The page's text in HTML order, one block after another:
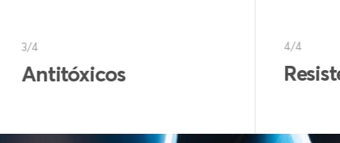
4/4
Resistencia al fuego